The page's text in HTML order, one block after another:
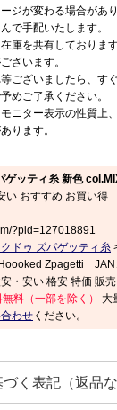
ジが変わる場合があり
で手配いたします。
庫を共有しておりま
ざいます。
ございましたら、す
めご了承ください。
ニター表示の性質上
ります。
ゲッティ糸 新色
い おすすめ お買い得
?pid=127018891
ドゥ ズパゲッティ糸
Zpagetti JAN
・安い 格安 特価 販
料（一部を除く）
大
わせ ください。
く表記（返品な